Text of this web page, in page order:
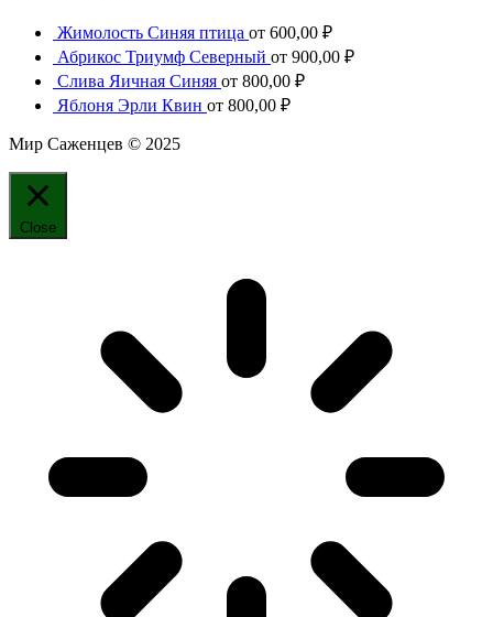
Жимолость Синяя птица от 600,00 ₽
Абрикос Триумф Северный от 900,00 ₽
Слива Яичная Синяя от 800,00 ₽
Яблоня Эрли Квин от 800,00 ₽
Мир Саженцев © 2025
Close